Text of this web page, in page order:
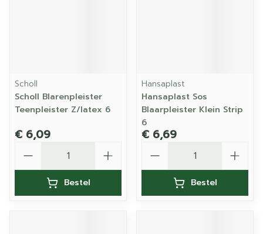
Scholl
Scholl Blarenpleister
Teenpleister Z/latex 6
€ 6,09
Bestel
Hansaplast
Hansaplast Sos
Blaarpleister Klein Strip
6
€ 6,69
Bestel